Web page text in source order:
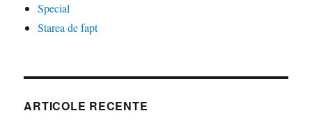
Special
Starea de fapt
ARTICOLE RECENTE